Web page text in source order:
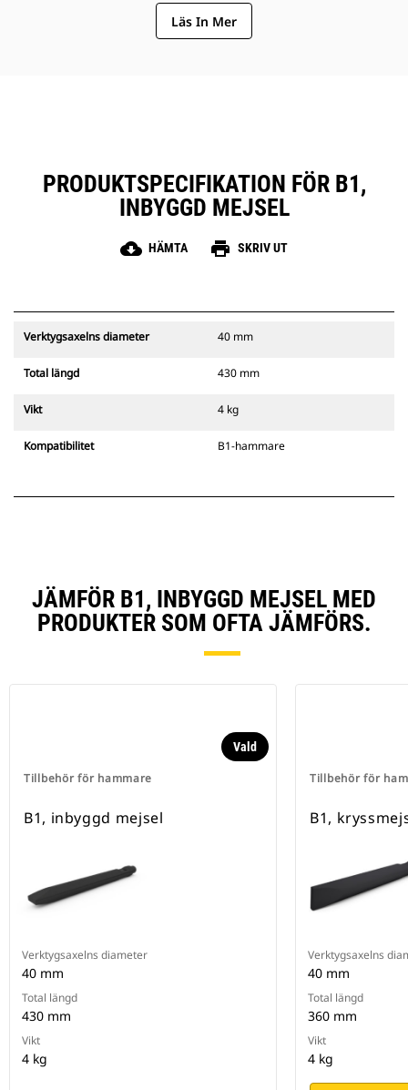
Läs In Mer
PRODUKTSPECIFIKATION FÖR B1,
INBYGGD MEJSEL
cloud_download HÄMTA print SKRIV UT
Verktygsaxelns diameter 40 mm
Total längd 430 mm
Vikt 4 kg
Kompatibilitet B1-hammare
JÄMFÖR B1, INBYGGD MEJSEL MED
PRODUKTER SOM OFTA JÄMFÖRS.
Tillbehör för hammare
Vald
B1, inbyggd mejsel
Verktygsaxelns diameter
40 mm
Total längd
430 mm
Vikt
4 kg
Tillbehör för
B1,
Verktygsaxelns
40 mm
Total längd
360 mm
Vikt
4 kg